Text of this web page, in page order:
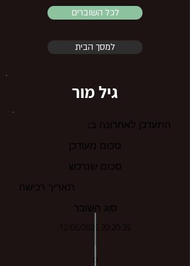
לכל השוברים
למסך הבית
גיל מור
התעדכן לאחרונה ב:
סכום מעודכן
סכום שנרכש
תאריך רכישה
סוג השובר
12/05/2025 20:20:35
0